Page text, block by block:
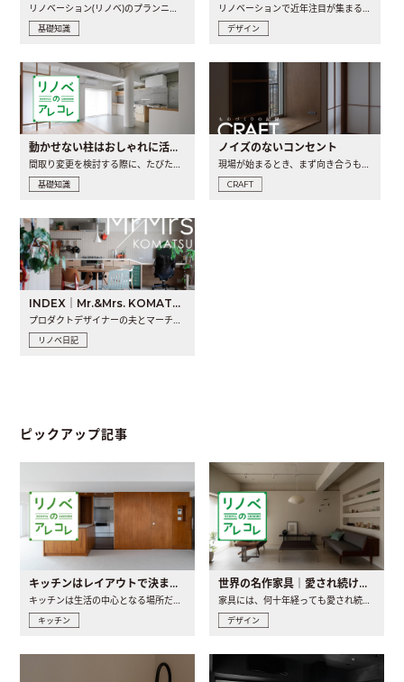
リノベーション(リノベ)のプランニングで一番最初に決めるのは..
基礎知識
リノベーションで近年注目が集まる建築意匠の一つであるアール..
デザイン
動かせない柱はおしゃれに活用！柱を魅せるリノベーション(リノベ)4選
間取り変更を検討する際に、たびたび皆さんの頭を悩ませる動か..
基礎知識
ノイズのないコンセント
現場が始まるとき、まず向き合うものの一つがコンセントです..
CRAFT
INDEX｜Mr.&Mrs. KOMATSU renovation diary
プロダクトデザイナーの夫とマーチャンダイザーの妻が、夫婦で..
リノベ日記
ピックアップ記事
キッチンはレイアウトで決まる。後悔しないための考え方と選び方
キッチンは生活の中心となる場所だからこそ、家の中のどこに置..
キッチン
世界の名作家具｜愛され続ける理由と一生モノとの出会い方
家具には、何十年経っても愛され続ける「名作」と呼ばれるもの..
デザイン